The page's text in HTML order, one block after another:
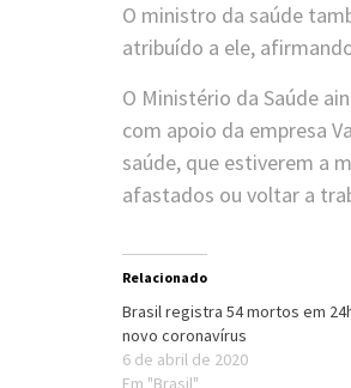
O ministro da saúde
atribuído a ele,
O Ministério da Saúde
com apoio da empresa
saúde, que estiverem a
afastados ou voltar a
Relacionado
Brasil registra 54 mortos em
novo coronavírus
6 de abril de 2020
Em "Brasil"